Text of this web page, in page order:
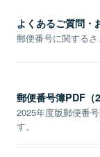
よくあるご質問・
郵便番号に関するさ
郵便番号簿PDF（
2025年度版郵便番
す。